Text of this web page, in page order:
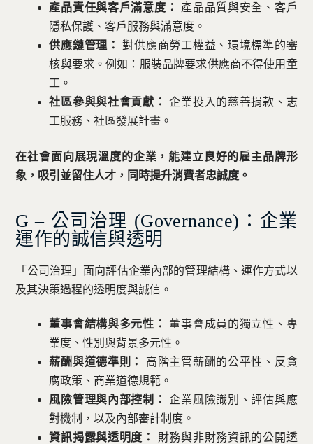
產品責任與客戶滿意度：
產品品質與安全、客戶
隱私保護、客戶服務與滿意度。
供應鏈管理：
對供應商勞工權益、環境標準的審
核與要求。例如：服裝品牌要求供應商不得使用童
工。
社區參與與社會貢獻：
企業投入的慈善捐款、志
工服務、社區發展計畫。
在社會面向展現溫度的企業，能建立良好的雇主品牌形
象，吸引並留住人才，同時提升消費者忠誠度。
G – 公司治理 (Governance)：企業
運作的誠信與透明
「公司治理」面向評估企業內部的管理結構、運作方式以
及其決策過程的透明度與誠信。
董事會結構與多元性：
董事會成員的獨立性、專
業度、性別與背景多元性。
薪酬與道德準則：
高階主管薪酬的公平性、反貪
腐政策、商業道德規範。
風險管理與內部控制：
企業風險識別、評估與應
對機制，以及內部審計制度。
資訊揭露與透明度：
財務與非財務資訊的公開透